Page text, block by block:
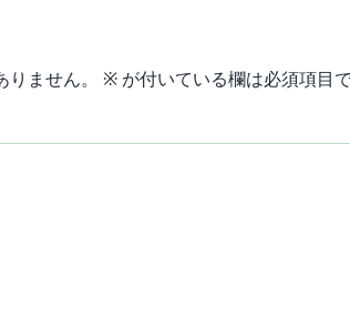
ません。 ※ が付いている欄は必須項目